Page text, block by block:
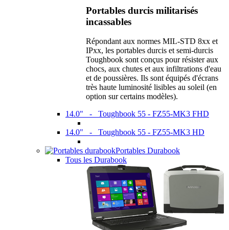
Portables durcis militarisés
incassables
Répondant aux normes MIL-STD 8xx et
IPxx, les portables durcis et semi-durcis
Toughbook sont conçus pour résister aux
chocs, aux chutes et aux infiltrations d'eau
et de poussières. Ils sont équipés d'écrans
très haute luminosité lisibles au soleil (en
option sur certains modèles).
14.0" - Toughbook 55 - FZ55-MK3 FHD
14.0" - Toughbook 55 - FZ55-MK3 HD
Portables Durabook
Tous les Durabook